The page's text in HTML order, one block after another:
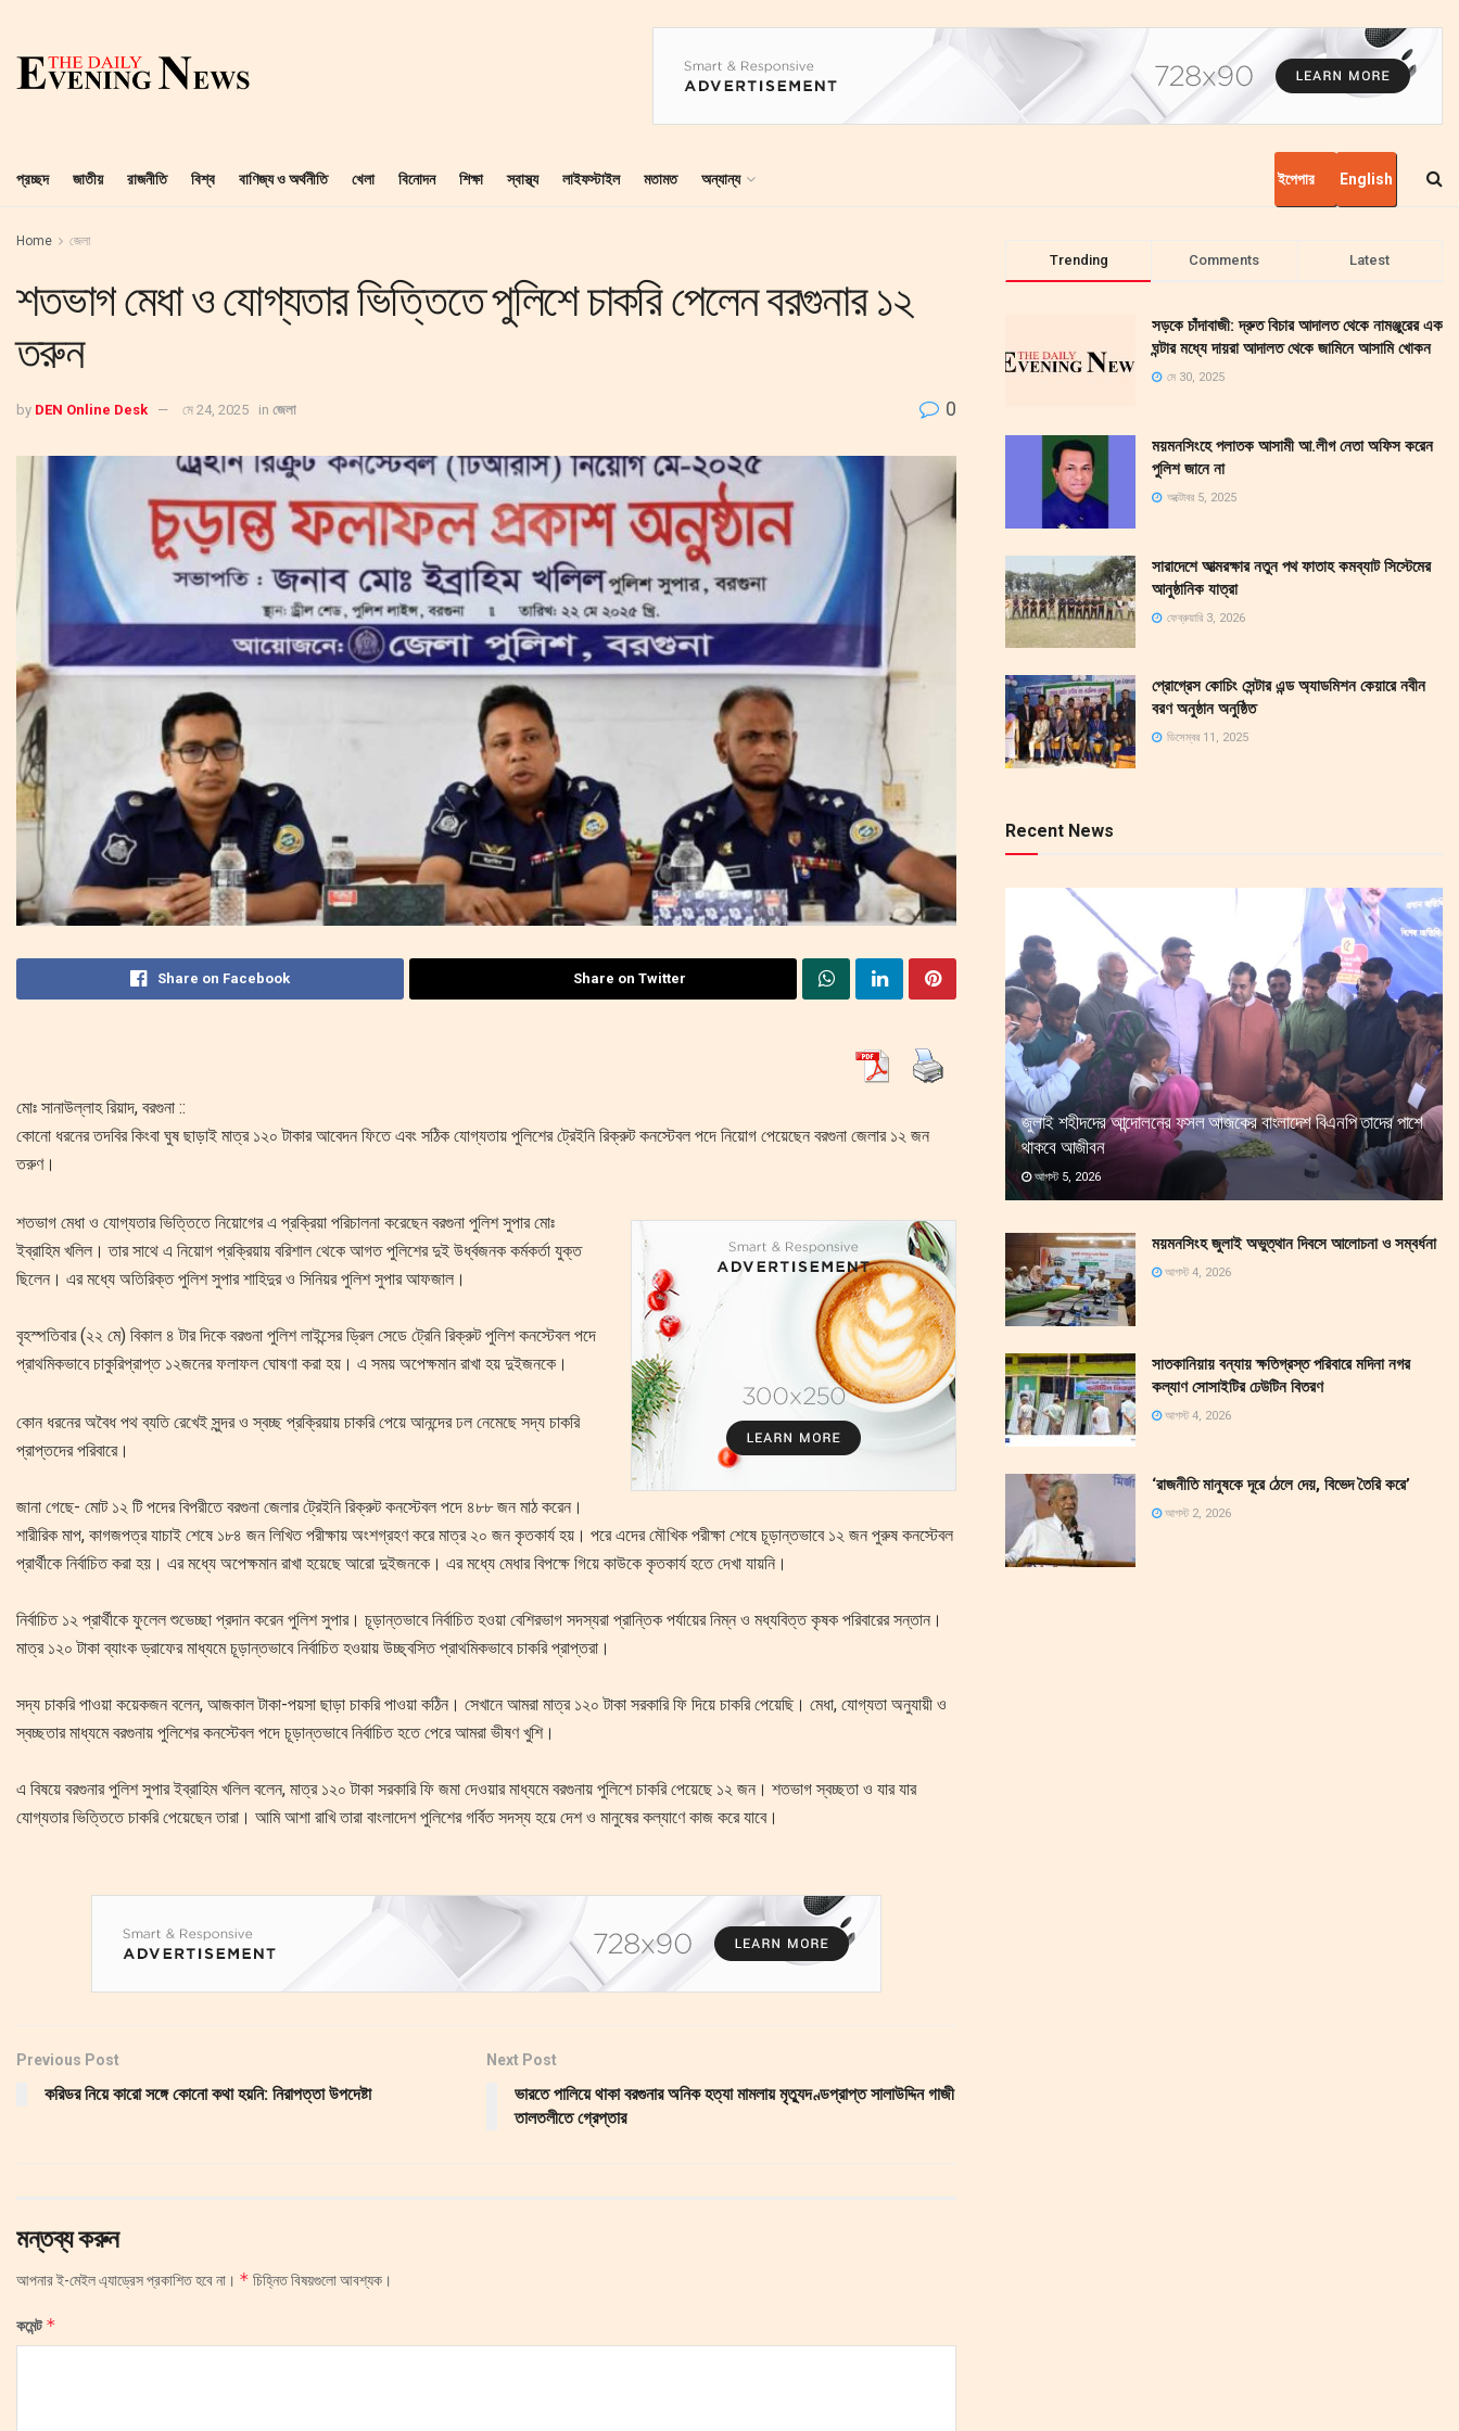
প্রচ্ছদ জাতীয় রাজনীতি বিশ্ব বাণিজ্য ও অর্থনীতি খেলা বিনোদন শিক্ষা স্বাস্থ্য লাইফস্টাইল মতামত অন্যান্য ইপেপার English
Home জেলা
শতভাগ মেধা ও যোগ্যতার ভিত্তিতে পুলিশে চাকরি পেলেন বরগুনার ১২
তরুন
by DEN Online Desk মে 24, 2025 in জেলা 0
Share on Facebook Share on Twitter
মোঃ সানাউল্লাহ রিয়াদ, বরগুনা ::
কোনো ধরনের তদবির কিংবা ঘুষ ছাড়াই মাত্র ১২০ টাকার আবেদন ফিতে এবং সঠিক যোগ্যতায় পুলিশের ট্রেইনি রিক্রুট কনস্টেবল পদে নিয়োগ পেয়েছেন বরগুনা জেলার ১২ জন
তরুণ। ‎
শতভাগ মেধা ও যোগ্যতার ভিত্তিতে নিয়োগের এ প্রক্রিয়া পরিচালনা করেছেন বরগুনা পুলিশ সুপার মোঃ
ইব্রাহিম খলিল। তার সাথে এ নিয়োগ প্রক্রিয়ায় বরিশাল থেকে আগত পুলিশের দুই উর্ধ্বজনক কর্মকর্তা যুক্ত
ছিলেন। এর মধ্যে অতিরিক্ত পুলিশ সুপার শাহিদুর ও সিনিয়র পুলিশ সুপার আফজাল।
‎বৃহস্পতিবার (২২ মে) বিকাল ৪ টার দিকে বরগুনা পুলিশ লাইন্সের ড্রিল সেডে ট্রেনি রিক্রুট পুলিশ কনস্টেবল পদে
প্রাথমিকভাবে চাকুরিপ্রাপ্ত ১২জনের ফলাফল ঘোষণা করা হয়। এ সময় অপেক্ষমান রাখা হয় দুইজনকে।
কোন ধরনের অবৈধ পথ ব্যতি রেখেই সুন্দর ও স্বচ্ছ প্রক্রিয়ায় চাকরি পেয়ে আনন্দের ঢল নেমেছে সদ্য চাকরি
প্রাপ্তদের পরিবারে।
‎জানা গেছে- মোট ১২ টি পদের বিপরীতে বরগুনা জেলার ট্রেইনি রিক্রুট কনস্টেবল পদে ৪৮৮ জন মাঠ করেন।
শারীরিক মাপ, কাগজপত্র যাচাই শেষে ১৮৪ জন লিখিত পরীক্ষায় অংশগ্রহণ করে মাত্র ২০ জন কৃতকার্য হয়। পরে এদের মৌখিক পরীক্ষা শেষে চূড়ান্তভাবে ১২ জন পুরুষ কনস্টেবল
প্রার্থীকে নির্বাচিত করা হয়। এর মধ্যে অপেক্ষমান রাখা হয়েছে আরো দুইজনকে। এর মধ্যে মেধার বিপক্ষে গিয়ে কাউকে কৃতকার্য হতে দেখা যায়নি।
‎নির্বাচিত ১২ প্রার্থীকে ফুলেল শুভেচ্ছা প্রদান করেন পুলিশ সুপার। চূড়ান্তভাবে নির্বাচিত হওয়া বেশিরভাগ সদস্যরা প্রান্তিক পর্যায়ের নিম্ন ও মধ্যবিত্ত কৃষক পরিবারের সন্তান।
মাত্র ১২০ টাকা ব্যাংক ড্রাফের মাধ্যমে চূড়ান্তভাবে নির্বাচিত হওয়ায় উচ্ছ্বসিত প্রাথমিকভাবে চাকরি প্রাপ্তরা।
‎সদ্য চাকরি পাওয়া কয়েকজন বলেন, আজকাল টাকা-পয়সা ছাড়া চাকরি পাওয়া কঠিন। সেখানে আমরা মাত্র ১২০ টাকা সরকারি ফি দিয়ে চাকরি পেয়েছি। মেধা, যোগ্যতা অনুযায়ী ও
স্বচ্ছতার মাধ্যমে বরগুনায় পুলিশের কনস্টেবল পদে চূড়ান্তভাবে নির্বাচিত হতে পেরে আমরা ভীষণ খুশি।
‎এ বিষয়ে বরগুনার পুলিশ সুপার ইব্রাহিম খলিল বলেন, মাত্র ১২০ টাকা সরকারি ফি জমা দেওয়ার মাধ্যমে বরগুনায় পুলিশে চাকরি পেয়েছে ১২ জন। শতভাগ স্বচ্ছতা ও যার যার
যোগ্যতার ভিত্তিতে চাকরি পেয়েছেন তারা। আমি আশা রাখি তারা বাংলাদেশ পুলিশের গর্বিত সদস্য হয়ে দেশ ও মানুষের কল্যাণে কাজ করে যাবে।
Previous Post
করিডর নিয়ে কারো সঙ্গে কোনো কথা হয়নি: নিরাপত্তা উপদেষ্টা
Next Post
ভারতে পালিয়ে থাকা বরগুনার অনিক হত্যা মামলায় মৃত্যুদণ্ডপ্রাপ্ত সালাউদ্দিন গাজী
তালতলীতে গ্রেপ্তার
মন্তব্য করুন
আপনার ই-মেইল এ্যাড্রেস প্রকাশিত হবে না। * চিহ্নিত বিষয়গুলো আবশ্যক।
কমেন্ট*
Trending Comments Latest
সড়কে চাঁদাবাজী: দ্রুত বিচার আদালত থেকে নামঞ্জুরের এক
ঘন্টার মধ্যে দায়রা আদালত থেকে জামিনে আসামি খোকন
মে 30, 2025
ময়মনসিংহে পলাতক আসামী আ.লীগ নেতা অফিস করেন
পুলিশ জানে না
অক্টোবর 5, 2025
সারাদেশে আত্মরক্ষার নতুন পথ ফাতাহ কমব্যাট সিস্টেমের
আনুষ্ঠানিক যাত্রা
ফেব্রুয়ারি 3, 2026
প্রোগ্রেস কোচিং সেন্টার এন্ড অ্যাডমিশন কেয়ারে নবীন
বরণ অনুষ্ঠান অনুষ্ঠিত
ডিসেম্বর 11, 2025
Recent News
জুলাই শহীদদের আন্দোলনের ফসল আজকের বাংলাদেশ বিএনপি তাদের পাশে
থাকবে আজীবন
আগস্ট 5, 2026
ময়মনসিংহ জুলাই অভুত্থান দিবসে আলোচনা ও সম্বর্ধনা
আগস্ট 4, 2026
সাতকানিয়ায় বন্যায় ক্ষতিগ্রস্ত পরিবারে মদিনা নগর
কল্যাণ সোসাইটির ঢেউটিন বিতরণ
আগস্ট 4, 2026
‘রাজনীতি মানুষকে দূরে ঠেলে দেয়, বিভেদ তৈরি করে’
আগস্ট 2, 2026